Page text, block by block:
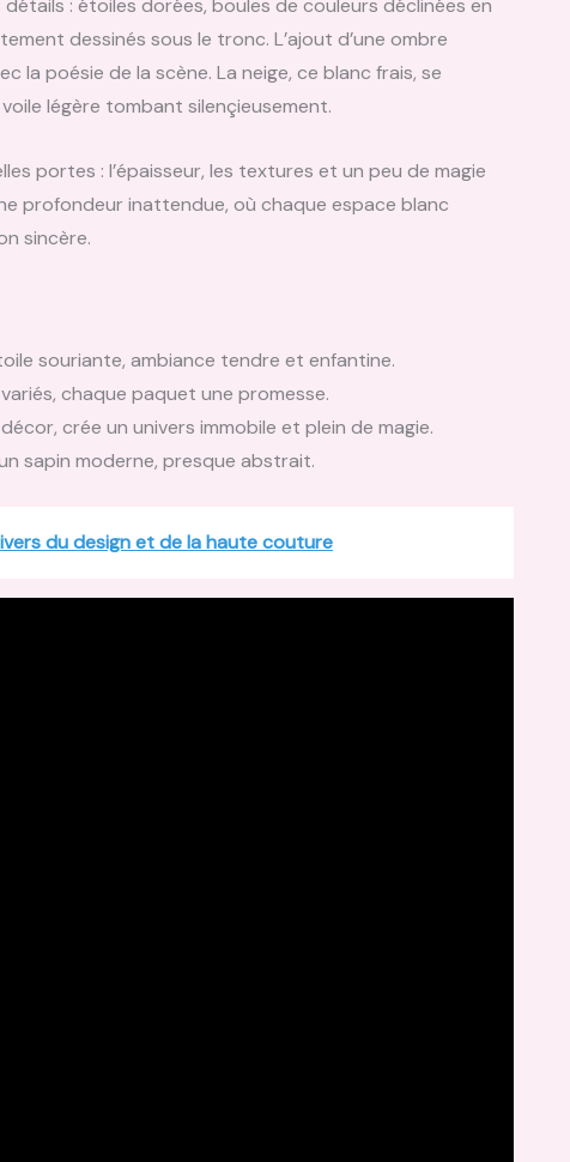
: étoiles dorées, boules de couleurs déclinées en
dessinés sous le tronc. L’ajout d’une ombre
la poésie de la scène. La neige, ce blanc frais, se
légère tombant silençieusement.
portes : l’épaisseur, les textures et un peu de magie
profondeur inattendue, où chaque espace blanc
sincère.
souriante, ambiance tendre et enfantine.
chaque paquet une promesse.
crée un univers immobile et plein de magie.
sapin moderne, presque abstrait.
du design et de la haute couture